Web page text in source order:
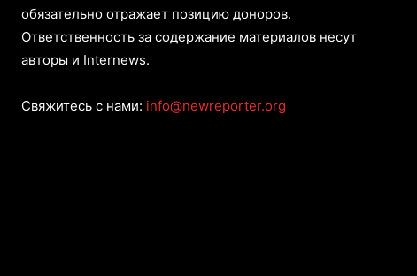
обязательно отражает позицию доноров.
Ответственность за содержание материалов несут
авторы и Internews.
Свяжитесь с нами: info@newreporter.org